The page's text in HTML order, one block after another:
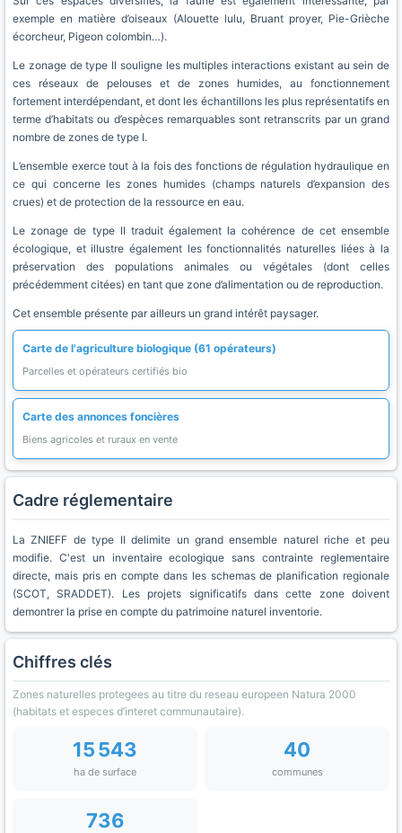
exemple en matière d’oiseaux (Alouette lulu, Bruant proyer, Pie-Grièche
écorcheur, Pigeon colombin…).
Le zonage de type II souligne les multiples interactions existant au sein de
ces réseaux de pelouses et de zones humides, au fonctionnement
fortement interdépendant, et dont les échantillons les plus représentatifs en
terme d’habitats ou d’espèces remarquables sont retranscrits par un grand
nombre de zones de type I.
L’ensemble exerce tout à la fois des fonctions de régulation hydraulique en
ce qui concerne les zones humides (champs naturels d’expansion des
crues) et de protection de la ressource en eau.
Le zonage de type II traduit également la cohérence de cet ensemble
écologique, et illustre également les fonctionnalités naturelles liées à la
préservation des populations animales ou végétales (dont celles
précédemment citées) en tant que zone d’alimentation ou de reproduction.
Cet ensemble présente par ailleurs un grand intérêt paysager.
Carte de l'agriculture biologique (61 opérateurs)
Parcelles et opérateurs certifiés bio
Carte des annonces foncières
Biens agricoles et ruraux en vente
Cadre réglementaire
La ZNIEFF de type II delimite un grand ensemble naturel riche et peu
modifie. C'est un inventaire ecologique sans contrainte reglementaire
directe, mais pris en compte dans les schemas de planification regionale
(SCOT, SRADDET). Les projets significatifs dans cette zone doivent
demontrer la prise en compte du patrimoine naturel inventorie.
Chiffres clés
Zones naturelles protegees au titre du reseau europeen Natura 2000
(habitats et especes d’interet communautaire).
15 543
ha de surface
40
communes
736